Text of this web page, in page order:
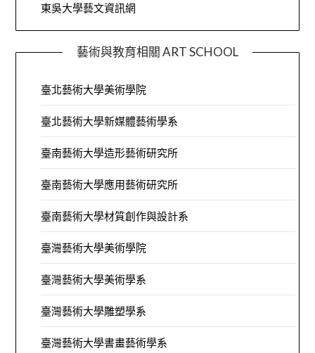
東吳大學藝文資訊網
藝術與教育相關 ART SCHOOL
臺北藝術大學美術學院
臺北藝術大學新媒體藝術學系
臺南藝術大學造形藝術研究所
臺南藝術大學應用藝術研究所
臺南藝術大學材質創作與設計系
臺灣藝術大學美術學院
臺灣藝術大學美術學系
臺灣藝術大學雕塑學系
臺灣藝術大學書畫藝術學系